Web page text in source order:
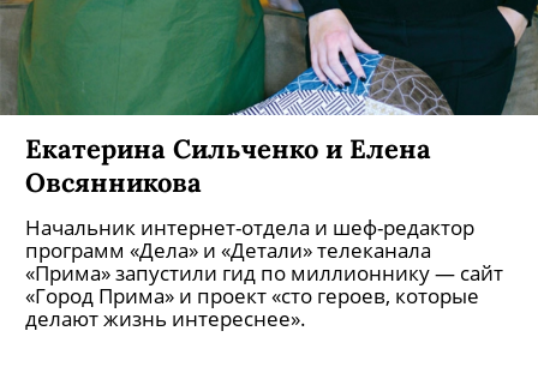
Екатерина Сильченко и Елена
Овсянникова
Начальник интернет-отдела и шеф-редактор
программ «Дела» и «Детали» телеканала
«Прима» запустили гид по миллионнику — сайт
«Город Прима» и проект «сто героев, которые
делают жизнь интереснее».